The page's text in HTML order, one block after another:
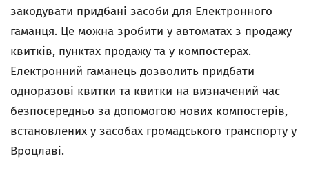
закодувати придбані засоби для Електронного
гаманця. Це можна зробити у автоматах з продажу
квитків, пунктах продажу та у компостерах.
Електронний гаманець дозволить придбати
одноразові квитки та квитки на визначений час
безпосередньо за допомогою нових компостерів,
встановлених у засобах громадського транспорту у
Вроцлаві.